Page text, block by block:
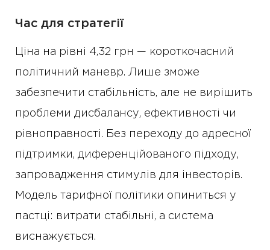
Час для стратегії
Ціна на рівні 4,32 грн — короткочасний
політичний маневр. Лише зможе
забезпечити стабільність, але не вирішить
проблеми дисбалансу, ефективності чи
рівноправності. Без переходу до адресної
підтримки, диференційованого підходу,
запровадження стимулів для інвесторів.
Модель тарифної політики опиниться у
пастці: витрати стабільні, а система
виснажується.